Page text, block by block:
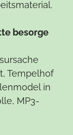
besorge
Tempelhof
in
MP3-